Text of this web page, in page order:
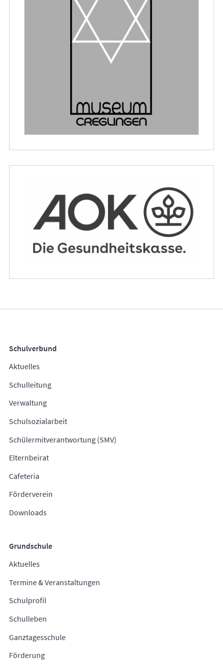
Schulverbund
Aktuelles
Schulleitung
Verwaltung
Schulsozialarbeit
Schülermitverantwortung (SMV)
Elternbeirat
Cafeteria
Förderverein
Downloads
Grundschule
Aktuelles
Termine & Veranstaltungen
Schulprofil
Schulleben
Ganztagesschule
Förderung